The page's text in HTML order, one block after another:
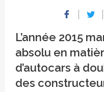
L’année 2015
absolu en
d’autocars à
des